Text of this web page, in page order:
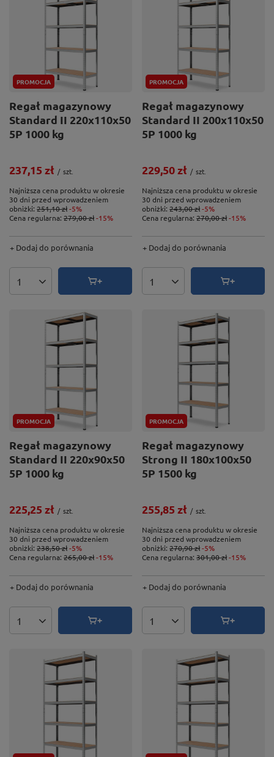
PROMOCJA
Regał magazynowy
Standard II 220x110x50
5P 1000 kg
237,15 zł / szt.
Najniższa cena produktu w okresie
30 dni przed wprowadzeniem
obniżki: 251,10 zł-5%
Cena regularna: 279,00 zł-15%
+ Dodaj do porównania
Ilość produktów
PROMOCJA
Regał magazynowy
Standard II 200x110x50
5P 1000 kg
229,50 zł / szt.
Najniższa cena produktu w okresie
30 dni przed wprowadzeniem
obniżki: 243,00 zł-5%
Cena regularna: 270,00 zł-15%
+ Dodaj do porównania
Ilość produktów
PROMOCJA
Regał magazynowy
Standard II 220x90x50
5P 1000 kg
225,25 zł / szt.
Najniższa cena produktu w okresie
30 dni przed wprowadzeniem
obniżki: 238,50 zł-5%
Cena regularna: 265,00 zł-15%
+ Dodaj do porównania
Ilość produktów
PROMOCJA
Regał magazynowy
Strong II 180x100x50
5P 1500 kg
255,85 zł / szt.
Najniższa cena produktu w okresie
30 dni przed wprowadzeniem
obniżki: 270,90 zł-5%
Cena regularna: 301,00 zł-15%
+ Dodaj do porównania
Ilość produktów